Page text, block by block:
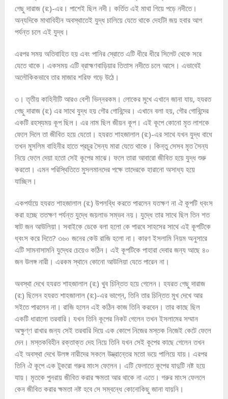
গেছু দারাজ (র:)-এর। পাশেই ছিল নদী। কর্তিত এই মাথা গিয়ে পড়ে নদীতে।
অন্যদিকে মাথাবিহীন অবস্থাতেই যুদ্ধ চালিয়ে যেতে থাকে দেহটি! জয় হবার আগ
পর্যন্ত চলে এই যুদ্ধ।
এরপর সময় অতিবাহিত হয় এবং পানির স্রোতে এটি ধীরে ধীরে সিলেট থেকে সরে
যেতে থাকে। একসময় এটি ব্রাহ্মণবাড়িয়ার তিতাস নদীতে চলে আসে। এভাবেই
অলৌকিকভাবে তার মাজার শরিফ গড়ে উঠে।
৩। তৃতীয় কাহিনীটি আরও বেশী ভিন্নরকম। লোকের মুখে এখানে জানা যায়, হযরত
গেছু দারাজ (র:) এর সাথে যুদ্ধ হয় গৌর গোবিন্দের। এখানে বলা হয়, গৌর গোবিন্দের
একটি রহস্যময় কূপ ছিল। এর নাম ছিল জীয়ন কূপ। এই কূপে কোনো মৃত লাশকে
ফেলে দিলে তা জীবিত হয়ে যেতো। হযরত শাহজালাল (র:)-এর সাথে যখন যুদ্ধ বাধে
তখন মুসলিম বাহিনীর হাতে প্রচুর সৈন্য মারা যেতে থাকে। কিন্তু সেসব মৃত সৈন্য
নিয়ে ফেলে দেয়া হতো সেই কূপের মাঝে। ফলে তারা আবারো জীবিত হয়ে যুদ্ধ শুরু
করতো। এমন পরিস্থিতিতে মুসলমানদের পক্ষে তাদেরকে হারানো অসাধ্য হয়ে
যাচ্ছিল।
একপর্যায়ে হযরত শাহজালাল (র:) উপলব্ধি করতে পারলেন যতক্ষণ না ঐ কূপটি ধ্বংস
করা হচ্ছে ততক্ষণ পর্যন্ত যুদ্ধে জয়লাভ সম্ভব নয়। যুদ্ধে তার সাথে ছিল তিন শত
ষাট জন আউলিয়া। সবাইকে ডেকে বলা হলো কে পারবে সাহসের সাথে এই কূপটিকে
ধ্বংস করে দিতে? ৩৬০ জনের কেউ রাজি হলো না। কারণ ইসলামি নিয়ম অনুসারে
এটি সামনাসামনি যুদ্ধের চেয়েও কঠিন। এই কূপটিকে পাহারা দেবার জন্য আছে ৪০
জন উলঙ্গ নারী। এরকম স্থানে কোনো আউলিয়া যেতে পারেন না।
অবস্থা দেখে হযরত শাহজালাল (র:) খুব চিন্তিত হয়ে গেলেন। হযরত গেছু দারাজ
(র:) ছিলেন হযরত শাহজালাল (র:)-এর ভাগ্নে, তিনি তার চিন্তিত মুখ দেখে আর
সইতে পারলেন না। রাজি হলেন এই কঠিন কাজ তিনি করবেন। তার কাছে ছিল
একটি ধারালো তরবারি। যখন তিনি কূপের নিকট গেলেন তখন ইসলামের সম্মান
অক্ষুণ্ণ রাখার জন্য সেই তরবারি দিয়ে এক কোপে নিজের মস্তক নিজেই কেটে ফেলে
দেন। মস্তকবিহীন রক্তাক্ত দেহ নিয়ে তিনি যখন সেই কূপের কাছে গেলেন তখন
এই অবস্থা দেখে উলঙ্গ নারীদের সকলে উদ্ভ্রান্তের মতো ভয়ে পালিয়ে যায়। এরপর
তিনি ঐ কূপে এক টুকরো গরুর মাংস ফেলেন। এটি ফেলাতে কূপের যাদুটি নষ্ট হয়ে
যায়। মৃতকে পুনরায় জীবিত করার ক্ষমতা আর থাকে না এতে। গরুর মাংস ফেললে
কেন জীবিত করার ক্ষমতা নষ্ট হবে সে সম্বন্ধে কোনোকিছু জানা যায়নি।